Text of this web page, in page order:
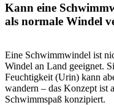
Kann eine
als normale Windel
Eine Schwimmwindel ist
Windel an Land geeignet.
Feuchtigkeit (Urin) kann
wandern – das Konzept ist
Schwimmspaß konzipiert.